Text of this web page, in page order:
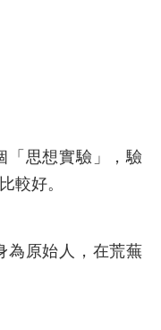
「思想實驗」，驗
較好。
為原始人，在荒蕪